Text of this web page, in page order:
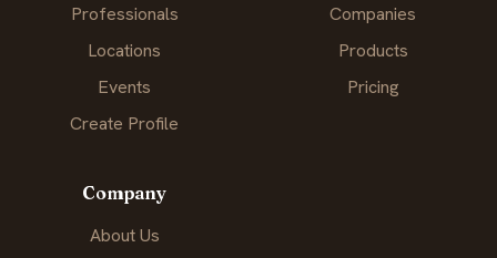
Professionals
Locations
Events
Create Profile
Companies
Products
Pricing
Company
About Us